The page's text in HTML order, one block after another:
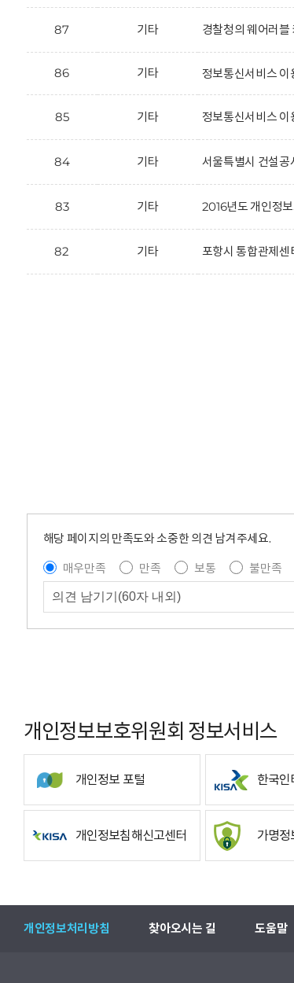
87 기타 경찰청의 웨어러블
86 기타 정보통신서비스 이
85 기타 정보통신서비스 이
84 기타 서울특별시 건설공
83 기타 2016년도 개인정
82 기타 포항시 통합관제센
해당 페이지의 만족도와 소중한 의견 남겨주세요.
매우만족
만족 보통 불만족
개인정보보호위원회 정보서비스
개인정보 포털 한국인
개인정보침해신고센터 가명정
개인정보처리방침 찾아오시는 길 도움말